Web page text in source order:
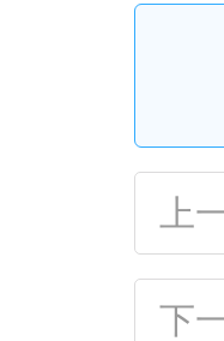
上
下